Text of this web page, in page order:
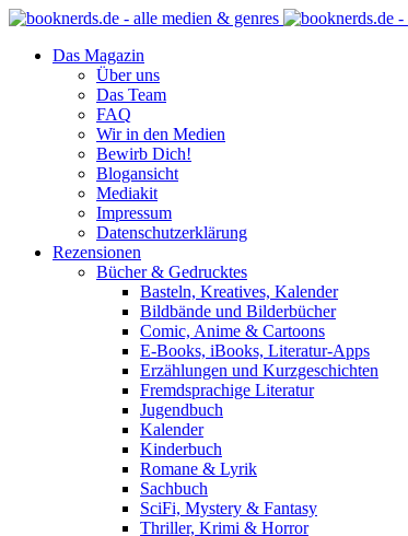
Das Magazin
Über uns
Das Team
FAQ
Wir in den Medien
Bewirb Dich!
Blogansicht
Mediakit
Impressum
Datenschutzerklärung
Rezensionen
Bücher & Gedrucktes
Basteln, Kreatives, Kalender
Bildbände und Bilderbücher
Comic, Anime & Cartoons
E-Books, iBooks, Literatur-Apps
Erzählungen und Kurzgeschichten
Fremdsprachige Literatur
Jugendbuch
Kalender
Kinderbuch
Romane & Lyrik
Sachbuch
SciFi, Mystery & Fantasy
Thriller, Krimi & Horror